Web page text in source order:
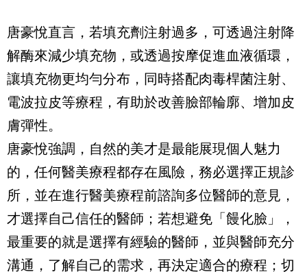
唐豪悅直言，若填充劑注射過多，可透過注射降
解酶來減少填充物，或透過按摩促進血液循環，
讓填充物更均勻分布，同時搭配肉毒桿菌注射、
電波拉皮等療程，有助於改善臉部輪廓、增加皮
膚彈性。
唐豪悅強調，自然的美才是最能展現個人魅力
的，任何醫美療程都存在風險，務必選擇正規診
所，並在進行醫美療程前諮詢多位醫師的意見，
才選擇自己信任的醫師；若想避免「饅化臉」，
最重要的就是選擇有經驗的醫師，並與醫師充分
溝通，了解自己的需求，再決定適合的療程；切